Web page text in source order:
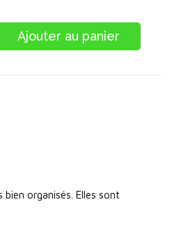
Ajouter au panier
organisés. Elles sont